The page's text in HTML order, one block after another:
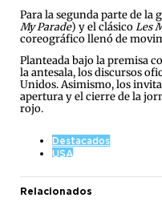
Para la segunda parte de
My Parade) y el clásico Les
coreográfico llenó de
Planteada bajo la premisa
la antesala, los discursos
Unidos. Asimismo, los
apertura y el cierre de la
rojo.
Destacados
USA
Relacionados